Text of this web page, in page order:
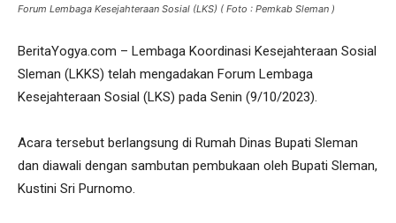
Forum Lembaga Kesejahteraan Sosial (LKS) ( Foto : Pemkab Sleman )
BeritaYogya.com – Lembaga Koordinasi Kesejahteraan Sosial
Sleman (LKKS) telah mengadakan Forum Lembaga
Kesejahteraan Sosial (LKS) pada Senin (9/10/2023).
Acara tersebut berlangsung di Rumah Dinas Bupati Sleman
dan diawali dengan sambutan pembukaan oleh Bupati Sleman,
Kustini Sri Purnomo.